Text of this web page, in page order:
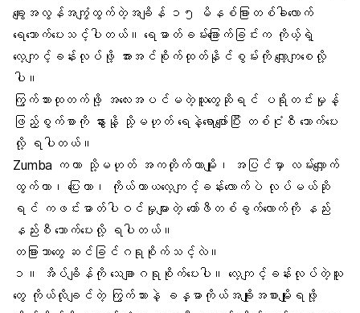
ချွေးအလွန်အကျွံထွက်တဲ့အချိန် ၁၅ မိနစ်ခြားတစ်ခါလောက်
ရေသောက်ပေးသင့်ပါတယ်။ ရေဓာတ်ခမ်းခြောက်ခြင်းက ကိုယ့်ရဲ့
လေ့ကျင့်ခန်းလုပ်ဖို့ အားအင်စိုက်ထုတ်နိုင်စွမ်းကို လျော့ကျစေလို့
ပါ။
ကြွက်သားထုတက်ဖို့ အလေးအပင်မတဲ့သူတွေဆိုရင် ပရိုတင်းမှုန့်
ဖြည့်စွက်စာကို နွားနို့ သို့မဟုတ် ရေနဲ့ရောဖျော်ပြီး တစ်ငုံစီ သောက်ပေး
လို့ ရပါတယ်။
Zumba ကတာ သို့မဟုတ် အကတိုက်တာမျိုး၊ အပြင်မှာ လမ်းလျှောက်
ထွက်တာ၊ ပြေးတာ၊ ကိုယ်ကာယလေ့ကျင့်ခန်းလောက်ပဲ လုပ်မယ်ဆို
ရင် ကဖင်းဓာတ်ပါဝင်မှုများတဲ့ ကော်ဖီတစ်ခွက်လောက်ကို နည်း
နည်းစီ သောက်ပေးလို့ ရပါတယ်။
တခြားဘာတွေ ဆင်ခြင်ဂရုစိုက်သင့်လဲ။
၁။
အိပ်ချိန် ကို သေချာဂရုစိုက်ပေးပါ။ လေ့ကျင့်ခန်းလုပ်တဲ့သူ
တွေ ကိုယ်လိုချင်တဲ့ ကြွက်သား နဲ့ ခန္ဓာကိုယ်အချိုးအစားမျိုးရဖို့